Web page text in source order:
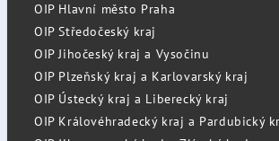
OIP Hlavní město Praha
OIP Středočeský kraj
OIP Jihočeský kraj a Vysočinu
OIP Plzeňský kraj a Karlovarský kraj
OIP Ústecký kraj a Liberecký kraj
OIP Královéhradecký kraj a Pardubický